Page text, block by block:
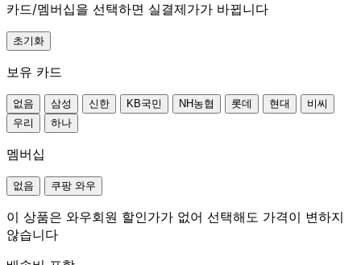
카드/멤버십을 선택하면 실결제가가 바뀝니다
초기화
보유 카드
없음 삼성 신한 KB국민 NH농협 롯데 현대
비씨
우리
하나
멤버십
없음 쿠팡 와우
이 상품은 와우회원 할인가가 없어 선택해도 가격이 변하지
않습니다